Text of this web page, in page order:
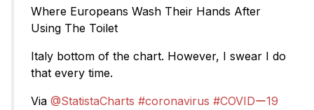
Where Europeans Wash Their Hands After
Using The Toilet
Italy bottom of the chart. However, I swear I do
that every time.
Via @StatistaCharts #coronavirus #COVIDー19